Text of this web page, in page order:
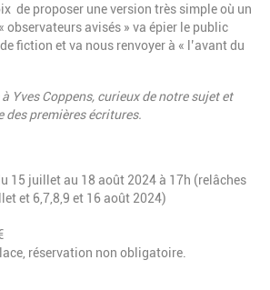
de proposer une version très simple où un
observateurs avisés » va épier le public
fiction et va nous renvoyer à « l’avant du
Yves Coppens, curieux de notre sujet et
premières écritures.
15 juillet au 18 août 2024 à 17h (relâches
et 6,7,8,9 et 16 août 2024)
réservation non obligatoire.